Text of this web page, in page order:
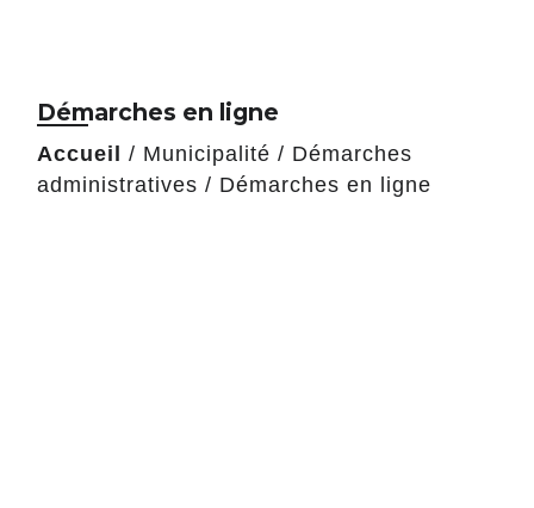
Démarches en ligne
Accueil / Municipalité / Démarches
administratives / Démarches en ligne